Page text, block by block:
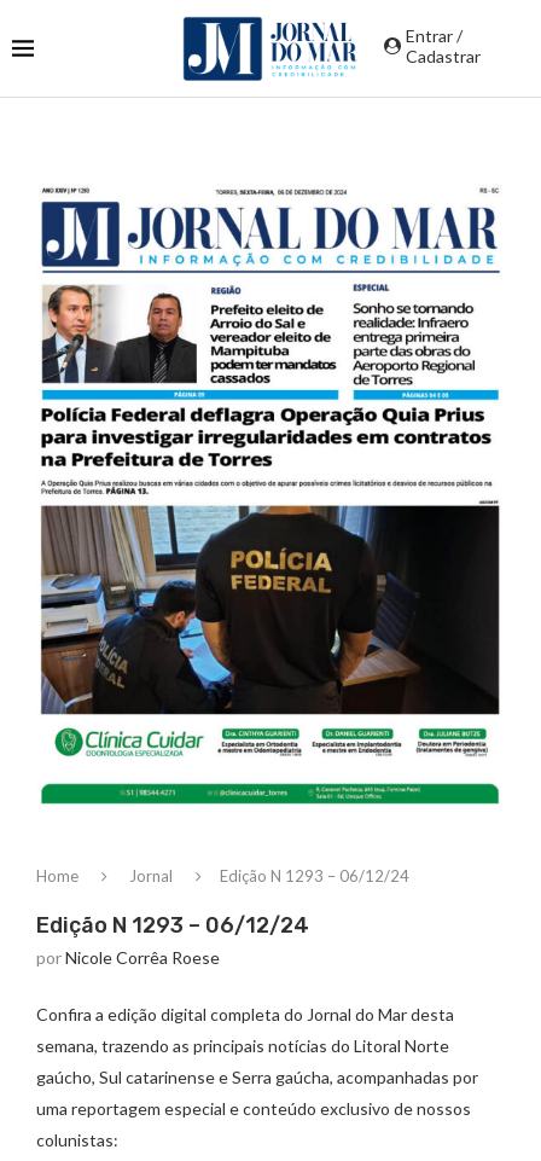
Entrar /
Cadastrar
Home Jornal Edição N 1293 – 06/12/24
Edição N 1293 – 06/12/24
porNicole Corrêa Roese
Confira a edição digital completa do Jornal do Mar desta
semana, trazendo as principais notícias do Litoral Norte
gaúcho, Sul catarinense e Serra gaúcha, acompanhadas por
uma reportagem especial e conteúdo exclusivo de nossos
colunistas: